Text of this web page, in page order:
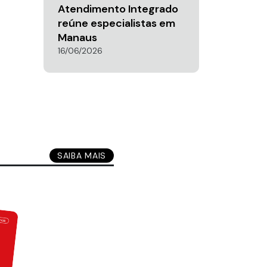
Atendimento Integrado
reúne especialistas em
Manaus
16/06/2026
SAIBA MAIS